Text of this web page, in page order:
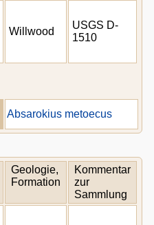
Willwood
USGS D-
1510
Absarokius metoecus
Geologie,
Formation
Kommentar
zur
Sammlung